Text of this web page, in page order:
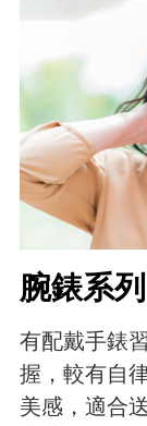
腕錶系
有配戴手錶
握，較有自
美感，適合